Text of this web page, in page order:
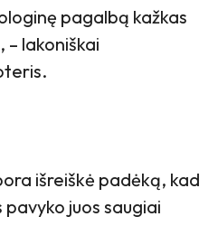
pagalbą kažkas
– lakoniškai
išreiškė padėką, kad
juos saugiai